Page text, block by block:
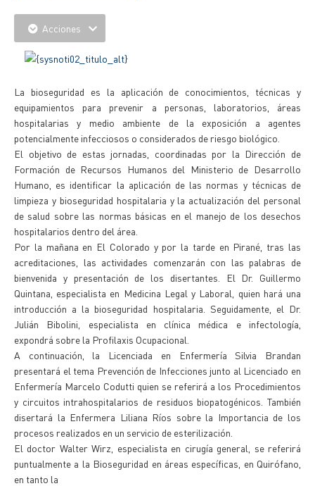
Acciones
La bioseguridad es la aplicación de conocimientos, técnicas y
equipamientos para prevenir a personas, laboratorios, áreas
hospitalarias y medio ambiente de la exposición a agentes
potencialmente infecciosos o considerados de riesgo biológico.
El objetivo de estas jornadas, coordinadas por la Dirección de
Formación de Recursos Humanos del Ministerio de Desarrollo
Humano, es identificar la aplicación de las normas y técnicas de
limpieza y bioseguridad hospitalaria y la actualización del personal
de salud sobre las normas básicas en el manejo de los desechos
hospitalarios dentro del área.
Por la mañana en El Colorado y por la tarde en Pirané, tras las
acreditaciones, las actividades comenzarán con las palabras de
bienvenida y presentación de los disertantes. El Dr. Guillermo
Quintana, especialista en Medicina Legal y Laboral, quien hará una
introducción a la bioseguridad hospitalaria. Seguidamente, el Dr.
Julián Bibolini, especialista en clínica médica e infectología,
expondrá sobre la Profilaxis Ocupacional.
A continuación, la Licenciada en Enfermería Silvia Brandan
presentará el tema Prevención de Infecciones junto al Licenciado en
Enfermería Marcelo Codutti quien se referirá a los Procedimientos
y circuitos intrahospitalarios de residuos biopatogénicos. También
disertará la Enfermera Liliana Ríos sobre la Importancia de los
procesos realizados en un servicio de esterilización.
El doctor Walter Wirz, especialista en cirugía general, se referirá
puntualmente a la Bioseguridad en áreas específicas, en Quirófano,
en tanto la